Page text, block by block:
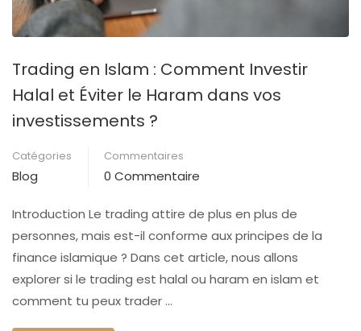
Trading en Islam : Comment Investir
Halal et Éviter le Haram dans vos
investissements ?
Catégories
Blog
Commentaires
0 Commentaire
Introduction Le trading attire de plus en plus de
personnes, mais est-il conforme aux principes de la
finance islamique ? Dans cet article, nous allons
explorer si le trading est halal ou haram en islam et
comment tu peux trader …